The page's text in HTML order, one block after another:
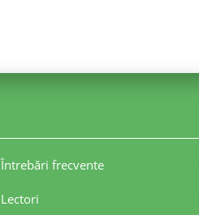
Întrebări frecvente
Lectori